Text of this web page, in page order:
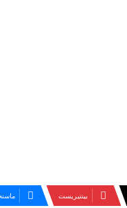
بينتيريست